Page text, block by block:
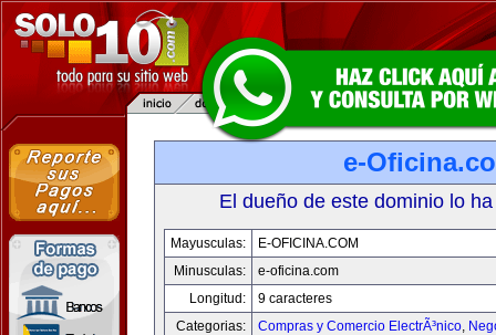
e-
El dueño de este dominio lo
Mayusculas:
E-OFICINA.COM
Minusculas:
e-oficina.com
Longitud:
9 caracteres
Categorias:
Compras y Comercio ElectrÃ³nico,